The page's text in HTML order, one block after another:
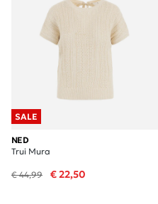
SALE
NED
Trui Mura
€ 44,99 € 22,50